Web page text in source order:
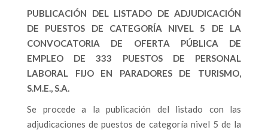
PUBLICACIÓN DEL LISTADO DE ADJUDICACIÓN
DE PUESTOS DE CATEGORÍA NIVEL 5 DE LA
CONVOCATORIA DE OFERTA PÚBLICA DE
EMPLEO DE 333 PUESTOS DE PERSONAL
LABORAL FIJO EN PARADORES DE TURISMO,
S.M.E., S.A.
Se procede a la publicación del listado con las
adjudicaciones de puestos de categoría nivel 5 de la